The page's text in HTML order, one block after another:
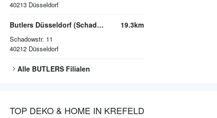
40213 Düsseldorf
Butlers Düsseldorf (Schadow Arkaden)
Schadowstr. 11
40212 Düsseldorf
19.3km
Alle BUTLERS Filialen
TOP DEKO & HOME IN KREFELD